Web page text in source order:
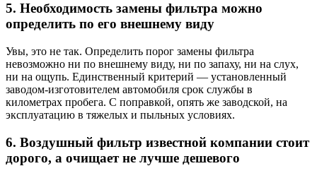
5. Необходимость замены фильтра можно
определить по его внешнему виду
Увы, это не так. Определить порог замены фильтра
невозможно ни по внешнему виду, ни по запаху, ни на слух,
ни на ощупь. Единственный критерий — установленный
заводом-изготовителем автомобиля срок службы в
километрах пробега. С поправкой, опять же заводской, на
эксплуатацию в тяжелых и пыльных условиях.
6. Воздушный фильтр известной компании стоит
дорого, а очищает не лучше дешевого